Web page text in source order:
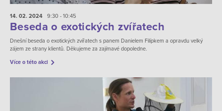
14. 02. 2024 9:30 - 10:45
Beseda o exotických zvířatech
Dnešní beseda o exotických zvířatech s panem Danielem Filípkem a opravdu velký
zájem ze strany klientů. Děkujeme za zajímavé dopoledne.
Více o této akci